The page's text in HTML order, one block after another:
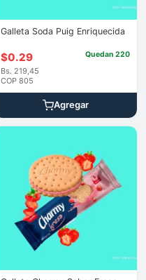
Galleta Soda Puig Enriquecida
$0.29
Bs. 219,45
COP 805
Quedan 220
Agregar